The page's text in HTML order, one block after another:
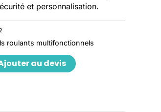
et personnalisation.
roulants multifonctionnels
au devis